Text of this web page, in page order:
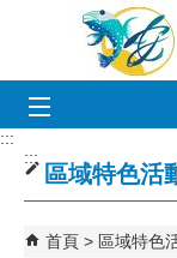
跳到主要內容區塊
:::
:::
區域特色活
首頁 區域特色